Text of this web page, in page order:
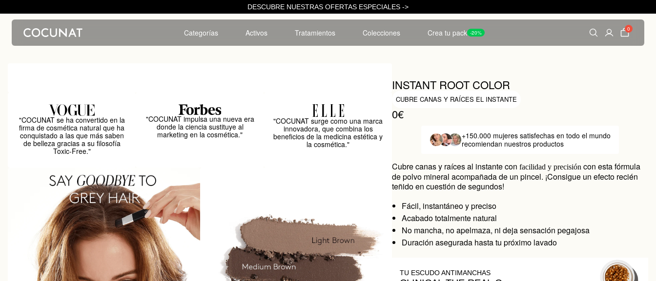
DESCUBRE NUESTRAS OFERTAS ESPECIALES ->
Categorías Activos Tratamientos Colecciones Crea tu pack -20%
0
"COCUNAT se ha convertido en la
firma de cosmética natural que ha
conquistado a las que más saben
de belleza gracias a su filosofía
Toxic-Free."
"COCUNAT impulsa una nueva era
donde la ciencia sustituye al
marketing en la cosmética."
"COCUNAT surge como una marca
innovadora, que combina los
beneficios de la medicina estética y
la cosmética."
INSTANT ROOT COLOR
CUBRE CANAS Y RAÍCES EL INSTANTE
0€
+150.000 mujeres satisfechasen todo el mundo
recomiendan nuestros productos
Cubre canas y raíces al instante confacilidad y precisión con esta fórmula
de polvo mineral acompañada de un pincel. ¡Consigue un efecto recién
teñido en cuestión de segundos!
Fácil, instantáneo y preciso
Acabado totalmente natural
No mancha, no apelmaza, ni deja sensación pegajosa
Duración asegurada hasta tu próximo lavado
TU ESCUDO ANTIMANCHAS